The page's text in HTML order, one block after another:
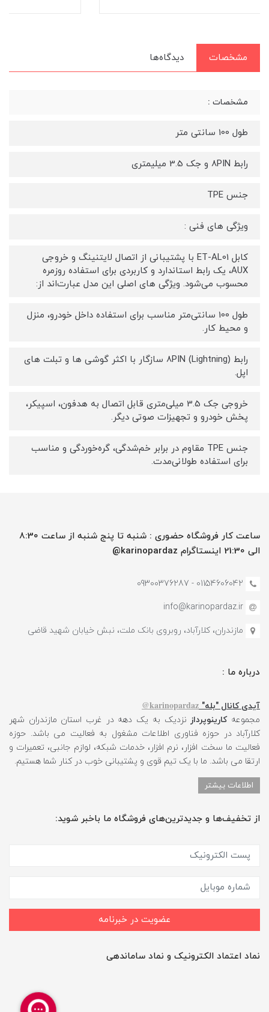
مشخصات دیدگاه‌ها
مشخصات :
طول 100 سانتی متر
رابط 8PIN و جک 3.5 میلیمتری
جنس TPE
ویژگی‌ های فنی :
کابل ET-AL01 با پشتیبانی از اتصال لایتنینگ و خروجی
AUX، یک رابط استاندارد و کاربردی برای استفاده روزمره
محسوب می‌شود. ویژگی‌ های اصلی این مدل عبارت‌اند از:
طول 100 سانتی‌متر مناسب برای استفاده داخل خودرو، منزل
و محیط کار.
رابط 8PIN (Lightning) سازگار با اکثر گوشی‌ ها و تبلت‌ های
اپل.
خروجی جک 3.5 میلی‌متری قابل اتصال به هدفون، اسپیکر،
پخش خودرو و تجهیزات صوتی دیگر.
جنس TPE مقاوم در برابر خم‌شدگی، گره‌خوردگی و مناسب
برای استفاده طولانی‌مدت.
ساعت کار فروشگاه حضوری : شنبه تا پنج شنبه از ساعت 8:30
الی 21:30 اینستاگرام karinopardaz@
01154606042 - 09300376287
info@karinopardaz.ir
مازندران، کلارآباد، روبروی بانک ملت، نبش خیابان شهید قاضی
درباره ما :
آیدی کانال "بله" karinopardaz@
مجموعهکارینوپرداز نزدیک به یک دهه در غرب استان مازندران شهر
کلارآباد در حوزه فناوری اطلاعات مشغول به فعالیت می باشد. حوزه
فعالیت ما سخت افزار، نرم افزار، خدمات شبکه، لوازم جانبی، تعمیرات و
ارتقا می باشد. ما با یک تیم قوی و پشتیبانی خوب در کنار شما هستیم.
اطلاعات بیشتر
از تخفیف‌ها و جدیدترین‌های فروشگاه ما باخبر شوید:
عضویت در خبرنامه
نماد اعتماد الکترونیک و نماد ساماندهی